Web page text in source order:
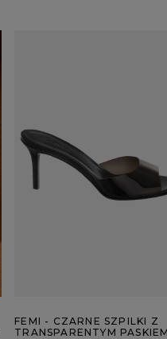
FEMI - CZARNE SZPILKI Z
TRANSPARENTYM